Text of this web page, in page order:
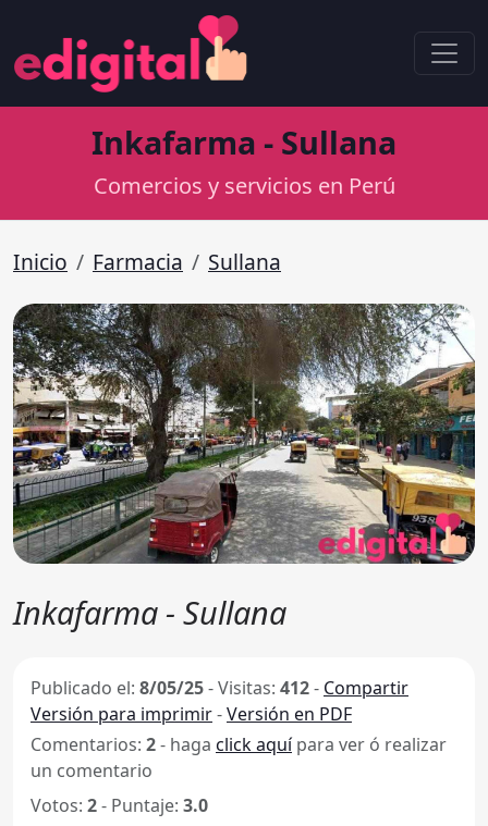
Inkafarma - Sullana
Comercios y servicios en Perú
Inicio Farmacia Sullana
Inkafarma - Sullana
Publicado el: 8/05/25-Visitas: 412- Compartir
Versión para imprimir-Versión en PDF
Comentarios: 2- haga click aquípara ver ó realizar
un comentario
Votos: 2- Puntaje: 3.0